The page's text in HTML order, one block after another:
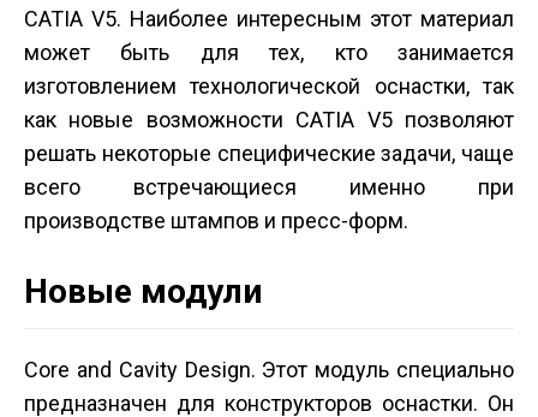
CATIA V5. Наиболее интересным этот материал
может быть для тех, кто занимается
изготовлением технологической оснастки, так
как новые возможности CATIA V5 позволяют
решать некоторые специфические задачи, чаще
всего встречающиеся именно при
производстве штампов и пресс-форм.
Новые модули
Core and Cavity Design. Этот модуль специально
предназначен для конструкторов оснастки. Он